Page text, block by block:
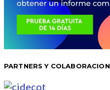
PARTNERS Y